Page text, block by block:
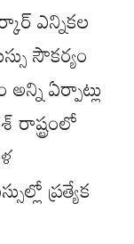
ఎన్నికల
సౌకర్యం
ఏర్పాట్లు
రాష్ట్రంలో
ప్రత్యేక